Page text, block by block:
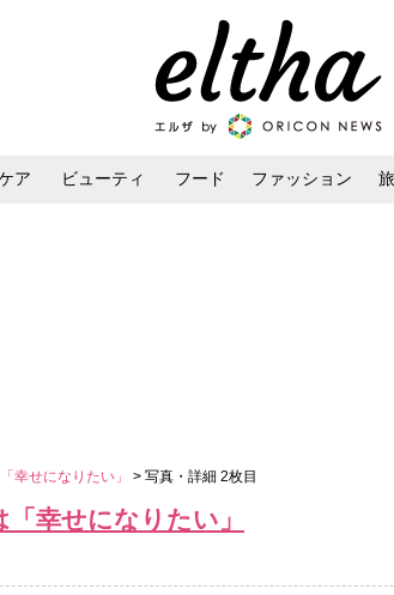
ア ビューティ フード ファッション
幸せになりたい」 > 写真・詳細 2枚目
幸せになりたい」